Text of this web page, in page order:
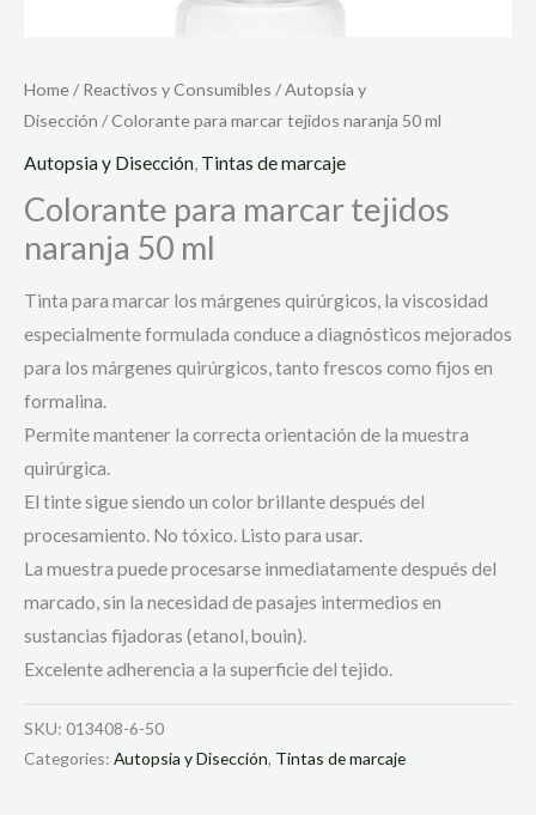
Home/Reactivos y Consumibles /Autopsia y
Disección / Colorante para marcar tejidos naranja 50 ml
Autopsia y Disección, Tintas de marcaje
Colorante para marcar tejidos
naranja 50 ml
Tinta para marcar los márgenes quirúrgicos, la viscosidad
especialmente formulada conduce a diagnósticos mejorados
para los márgenes quirúrgicos, tanto frescos como fijos en
formalina.
Permite mantener la correcta orientación de la muestra
quirúrgica.
El tinte sigue siendo un color brillante después del
procesamiento. No tóxico. Listo para usar.
La muestra puede procesarse inmediatamente después del
marcado, sin la necesidad de pasajes intermedios en
sustancias fijadoras (etanol, bouin).
Excelente adherencia a la superficie del tejido.
SKU: 013408-6-50
Categories: Autopsia y Disección, Tintas de marcaje